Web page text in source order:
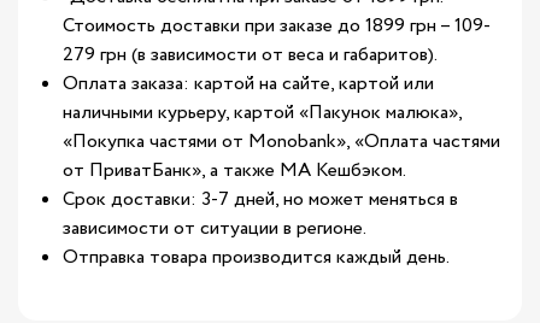
Стоимость доставки при заказе до 1899 грн – 109-
279 грн (в зависимости от веса и габаритов).
Оплата заказа: картой на сайте, картой или
наличными курьеру, картой «Пакунок малюка»,
«Покупка частями от Monobank», «Оплата частями
от ПриватБанк», а также МА Кешбэком.
Срок доставки: 3-7 дней, но может меняться в
зависимости от ситуации в регионе.
Отправка товара производится каждый день.